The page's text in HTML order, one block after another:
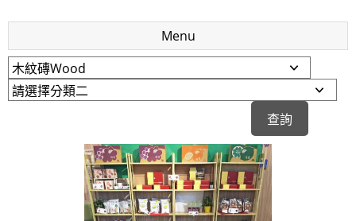
原Line已滿 無法加Line好友 請親愛的客戶加入
LINE官方帳號@a0975005573
開車：中山路1段 到永平路路口(樂華夜市口)門口可
捷運： 中和線【頂溪站 2 號出口】往中山路1段139
號約10分鐘
原Line已滿 無法加Line好友 請親愛的客戶加入
LINE官方帳號@a0975005573
Menu